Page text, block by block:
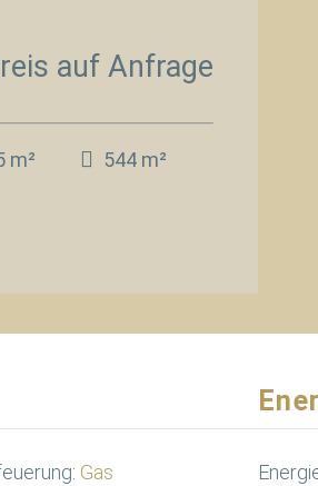
auf Anfrage
m² 544 m²
Gas